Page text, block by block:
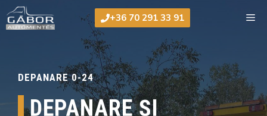
Sari
la
+36 70 291 33 91
DEPANARE 0-24
DEPANARE ȘI